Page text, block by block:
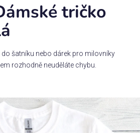
tričko
šatníku nebo dárek pro milovníky
rozhodně neuděláte chybu.